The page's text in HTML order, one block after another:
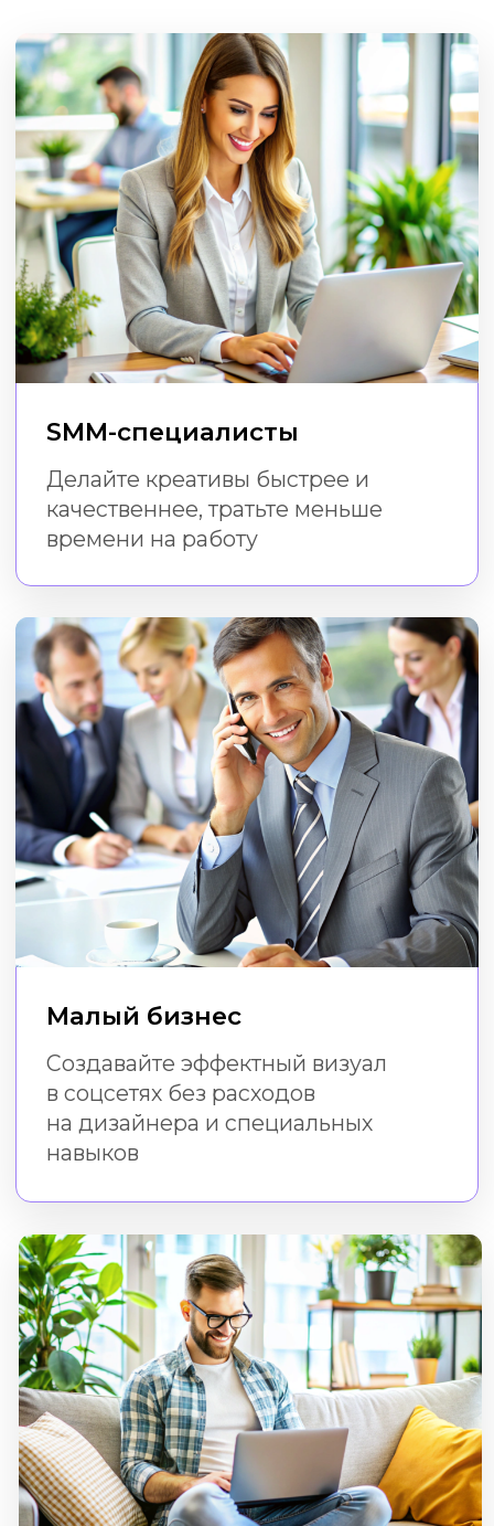
Фрилансеры
Экономьте на сторонних услугах
дизайна, даже если у вас нет
дизайнерских навыков и программ
Малый бизнес
Создавайте эффектный визуал
в соцсетях без расходов
на дизайнера и специальных
навыков
Пройти курс
Как проходит
обучение
Практика в бесплатном
редакторе Холст
Во время и после курса
вы создаёте креативы в нашем
Формат
Все уроки доступны онлайн.
Вы можете смотреть
их в удобное время
Время доступа